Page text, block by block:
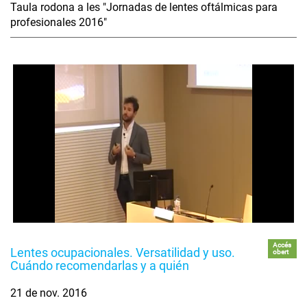
Taula rodona a les "Jornadas de lentes oftálmicas para
profesionales 2016"
Lentes ocupacionales. Versatilidad y uso.
Cuándo recomendarlas y a quién
Accés
obert
21 de nov. 2016